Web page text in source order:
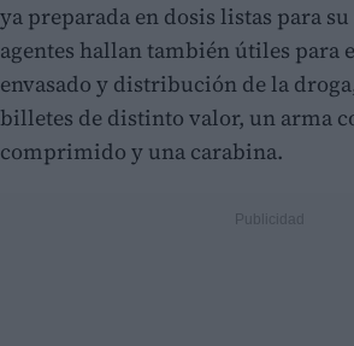
ya preparada en dosis listas para
agentes hallan también útiles para
envasado y distribución de la
billetes de distinto valor, un arma
comprimido y una carabina.